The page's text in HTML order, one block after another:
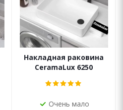
Накладная раковина
CeramaLux 6250
Очень мало